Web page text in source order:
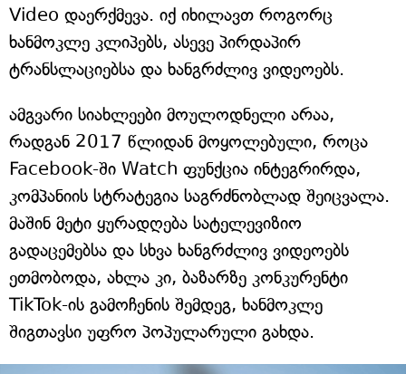
Video დაერქმევა. იქ იხილავთ როგორც
ხანმოკლე კლიპებს, ასევე პირდაპირ
ტრანსლაციებსა და ხანგრძლივ ვიდეოებს.
ამგვარი სიახლეები მოულოდნელი არაა,
რადგან 2017 წლიდან მოყოლებული, როცა
Facebook-ში Watch ფუნქცია ინტეგრირდა,
კომპანიის სტრატეგია საგრძნობლად შეიცვალა.
მაშინ მეტი ყურადღება სატელევიზიო
გადაცემებსა და სხვა ხანგრძლივ ვიდეოებს
ეთმობოდა, ახლა კი, ბაზარზე კონკურენტი
TikTok-ის გამოჩენის შემდეგ, ხანმოკლე
შიგთავსი უფრო პოპულარული გახდა.